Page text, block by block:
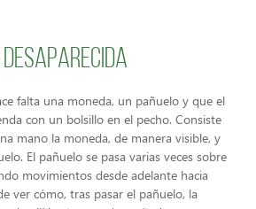
desaparecida
falta una moneda, un pañuelo y que el
con un bolsillo en el pecho. Consiste
mano la moneda, de manera visible, y
El pañuelo se pasa varias veces sobre
movimientos desde adelante hacia
ver cómo, tras pasar el pañuelo, la